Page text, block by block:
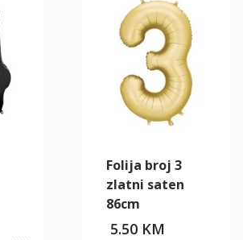
Folija broj 3
zlatni saten
86cm
5.50 KM